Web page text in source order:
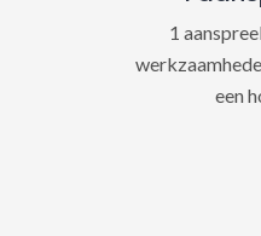
1
een